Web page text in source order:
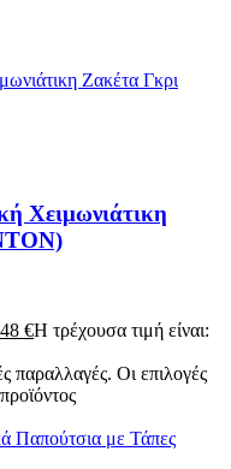
Χειμωνιάτικη
€Η τρέχουσα τιμή είναι:
παραλλαγές. Οι επιλογές